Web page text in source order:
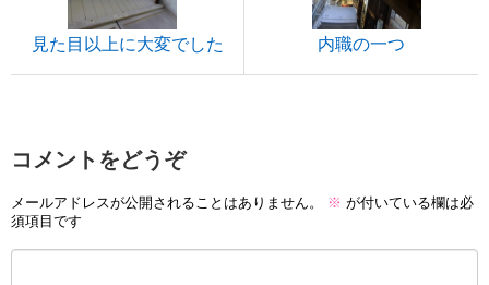
見た目以上に大変でした 内職の一つ
コメントをどうぞ
メールアドレスが公開されることはありません。 ※ が付いている欄は必
須項目です